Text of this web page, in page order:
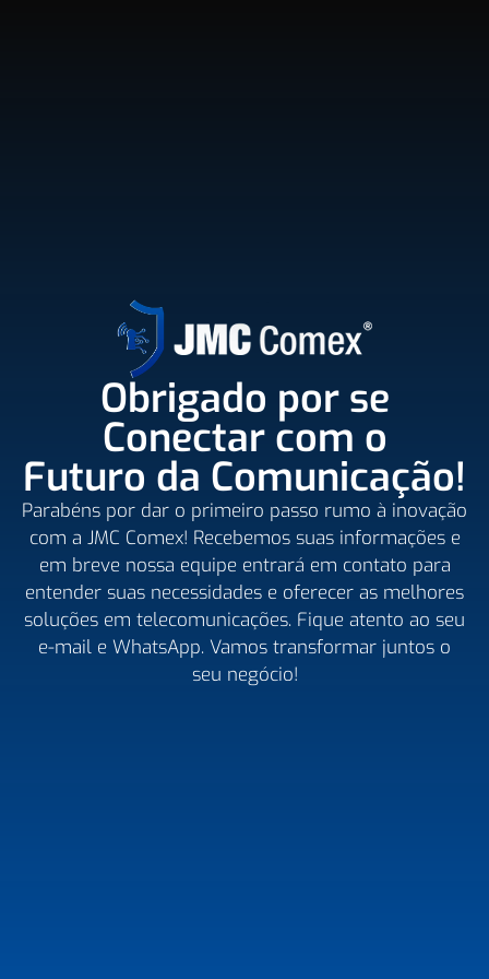
Obrigado por se
Conectar com o
Futuro da Comunicação!
Parabéns por dar o primeiro passo rumo à inovação
com a JMC Comex! Recebemos suas informações e
em breve nossa equipe entrará em contato para
entender suas necessidades e oferecer as melhores
soluções em telecomunicações. Fique atento ao seu
e-mail e WhatsApp. Vamos transformar juntos o
seu negócio!